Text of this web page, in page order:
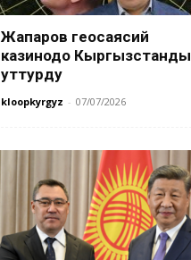
Жапаров геосаясий
казинодо Кыргызстанды
уттурду
kloopkyrgyz - 07/07/2026